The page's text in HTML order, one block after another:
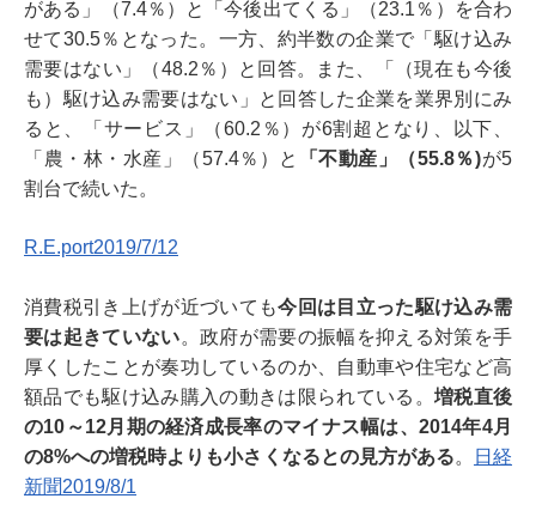
がある」（7.4％）と「今後出てくる」（23.1％）を合わ
せて30.5％となった。一方、約半数の企業で「駆け込み
需要はない」（48.2％）と回答。また、「（現在も今後
も）駆け込み需要はない」と回答した企業を業界別にみ
ると、「サービス」（60.2％）が6割超となり、以下、
「農・林・水産」（57.4％）と
「不動産」（55.8％)が5
割台で続いた。
R.E.port2019/7/12
消費税引き上げが近づいても今回は目立った駆け込み需
要は起きていない。政府が需要の振幅を抑える対策を手
厚くしたことが奏功しているのか、自動車や住宅など高
額品でも駆け込み購入の動きは限られている。 増税直後
の10～12月期の経済成長率のマイナス幅は、2014年4月
の8%への増税時よりも小さくなるとの見方がある。
日経
新聞2019/8/1